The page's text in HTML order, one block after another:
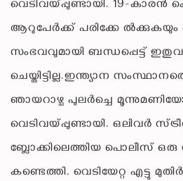
വെടിവയ്പ്പുണ്ടായി. 19-കാരന്‍
ആറുപേര്‍ക്ക് പരിക്കേ
സംഭവവുമായി ബന്ധപ്പെട്ട്
ചെയ്തിട്ടില്ല.ഇന്ത്യാന
ഞായറാഴ്ച പുലര്‍ച്ചെ
വെടിവയ്പ്പുണ്ടായി. ഒലിവര്‍
ബ്ലോക്കിലെത്തിയ പൊലീസ് ഒരു
കണ്ടെത്തി. വെടിയേറ്റ എട്ടു